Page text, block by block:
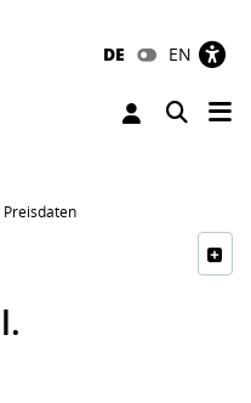
DE EN
Toggle
Preisdaten